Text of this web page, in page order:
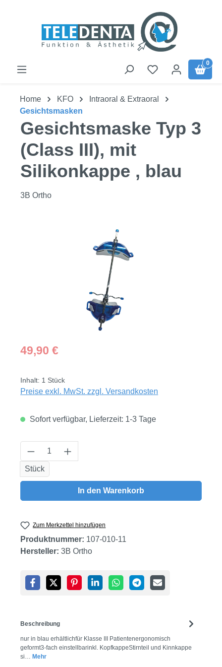
0
Home KFO
Intraoral & Extraoral
Gesichtsmasken
Gesichtsmaske Typ 3
(Class III), mit
Silikonkappe , blau
3B Ortho
Regulärer Preis:
49,90 €
Inhalt: 1 Stück
Preise exkl. MwSt. zzgl. Versandkosten
Sofort verfügbar, Lieferzeit: 1-3 Tage
Produkt Anzahl: Gib den gewünschten
Stück
In den Warenkorb
Zum Merkzettel hinzufügen
Produktnummer: 107-010-11
Hersteller: 3B Ortho
Beschreibung
nur in blau erhältlichfür Klasse III Patientenergonomisch
geformt3-fach einstellbarinkl. KopfkappeStirnteil und Kinnkappe
si… Mehr